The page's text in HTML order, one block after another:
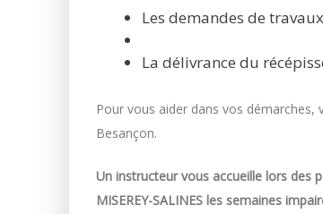
Les demandes de
La délivrance du
Pour vous aider dans vos démarches,
Besançon.
Un instructeur vous accueille lors des
MISEREY-SALINES les semaines